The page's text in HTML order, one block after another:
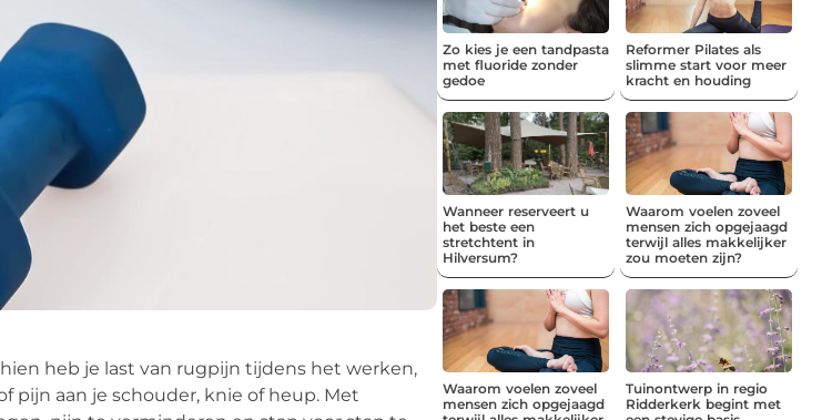
heb je last van rugpijn tijdens het werken,
pijn aan je schouder, knie of heup. Met
Zo kies je een tandpasta
met fluoride zonder
gedoe
Reformer Pilates als
slimme start voor meer
kracht en houding
Wanneer reserveert u
het beste een
stretchtent in
Hilversum?
Waarom voelen zoveel
mensen zich opgejaagd
terwijl alles makkelijker
zou moeten zijn?
Waarom voelen zoveel
mensen zich opgejaagd
Tuinontwerp in regio
Ridderkerk begint met